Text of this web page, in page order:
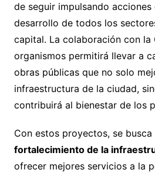
de seguir impulsando
desarrollo de todos los
capital. La colaboración con la
organismos permitirá llevar a
obras públicas que no solo
infraestructura de la ciudad,
contribuirá al bienestar de los
Con estos proyectos, se
fortalecimiento de la
ofrecer mejores servicios a la